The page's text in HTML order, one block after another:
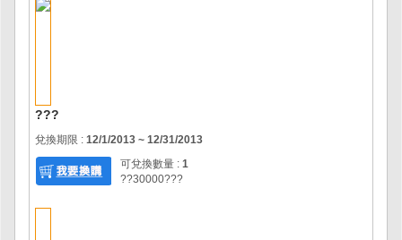
???
兌換期限 : 12/1/2013 ~ 12/31/2013
可兌換數量 : 1
??30000???